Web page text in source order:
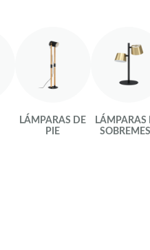
LÁMPARAS DE
PIE
LÁMPARAS